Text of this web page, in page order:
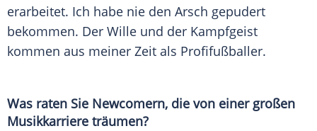
erarbeitet. Ich habe nie den Arsch gepudert
bekommen. Der Wille und der Kampfgeist
kommen aus meiner Zeit als Profifußballer.
Was raten Sie Newcomern, die von einer großen
Musikkarriere träumen?